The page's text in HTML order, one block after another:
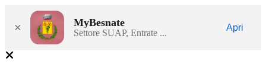
× MyBesnate
Settore SUAP, Entrate ...
Apri